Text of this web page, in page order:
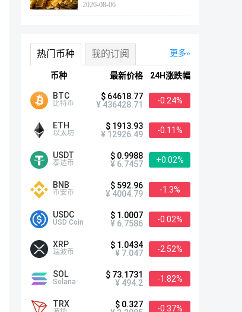
2026-08-06
更多
热门币种 我的订阅
币种 最新价格 24H涨跌幅
BTC
比特币
$ 64618.77
¥ 436428.71
-0.24%
ETH
以太坊
$ 1913.93
¥ 12926.49
-0.11%
USDT
泰达币
$ 0.9988
¥ 6.7457
+0.02%
BNB
币安币
$ 592.96
¥ 4004.79
-1.3%
USDC
USD Coin
$ 1.0007
¥ 6.7586
-0.02%
XRP
瑞波币
$ 1.0434
¥ 7.047
-2.52%
SOL
Solana
$ 73.1731
¥ 494.2
-1.82%
TRX
$ 0.327
-0.37%